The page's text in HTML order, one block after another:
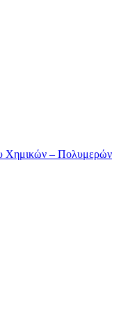
Χημικών – Πολυμερών